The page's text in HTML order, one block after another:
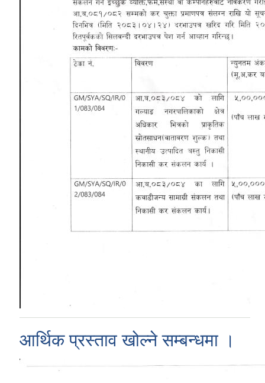
आर्थिक प्रस्ताव खोल्ने सम्बन्धमा ।